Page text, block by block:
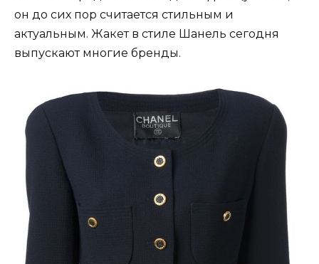
он до сих пор считается стильным и
актуальным. Жакет в стиле Шанель сегодня
выпускают многие бренды.